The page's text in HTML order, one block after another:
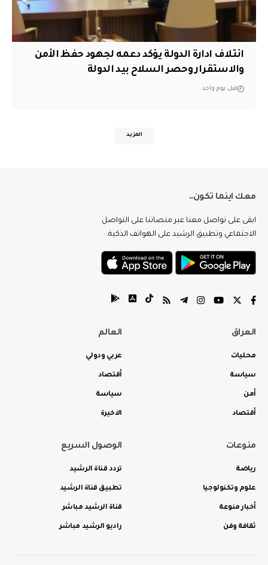
ائتلاف ادارة الدولة يؤكد دعمه لجهود حفظ الأمن
والاستقرار وحصر السلاح بيد الدولة
قبل يوم واحد
المزيد
معك اينما تكون..
ابقى على تواصل معنا عبر منصاتنا على التواصل
الاجتماعي وتطبيق الرشيد على الهواتف الذكية.
العراق
محليات
سياسة
أمن
أقتصاد
العالم
عربي ودولي
أقتصاد
سياسة
الاخيرة
منوعات
رياضة
علوم وتكنولوجيا
أخبار منوعة
ثقافة وفن
الوصول السريع
تردد قناة الرشيد
تطبيق قناة الرشيد
قناة الرشيد مباشر
راديو الرشيد مباشر